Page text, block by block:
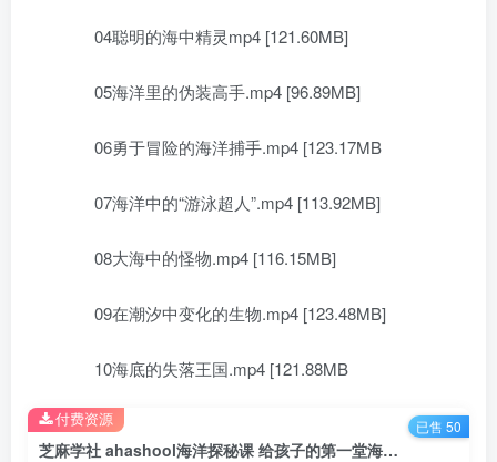
04聪明的海中精灵mp4 [121.60MB]
05海洋里的伪装高手.mp4 [96.89MB]
06勇于冒险的海洋捕手.mp4 [123.17MB
07海洋中的“游泳超人”.mp4 [113.92MB]
08大海中的怪物.mp4 [116.15MB]
09在潮汐中变化的生物.mp4 [123.48MB]
10海底的失落王国.mp4 [121.88MB
芝麻学社 ahashool海洋探秘课 给孩子的第一堂海洋课 百度网盘下载
付费资源 已售 50